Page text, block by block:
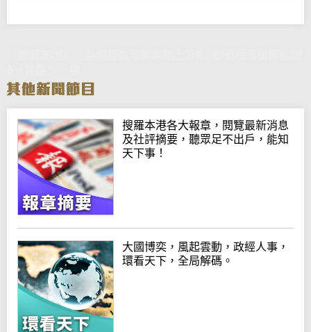
搜羅本港各大報章，閱覽最新消息
及社評摘要，聽眾足不出戶，能知
天下事！
大國博奕，風起雲動，政經人事，
環看天下，全局解碼。